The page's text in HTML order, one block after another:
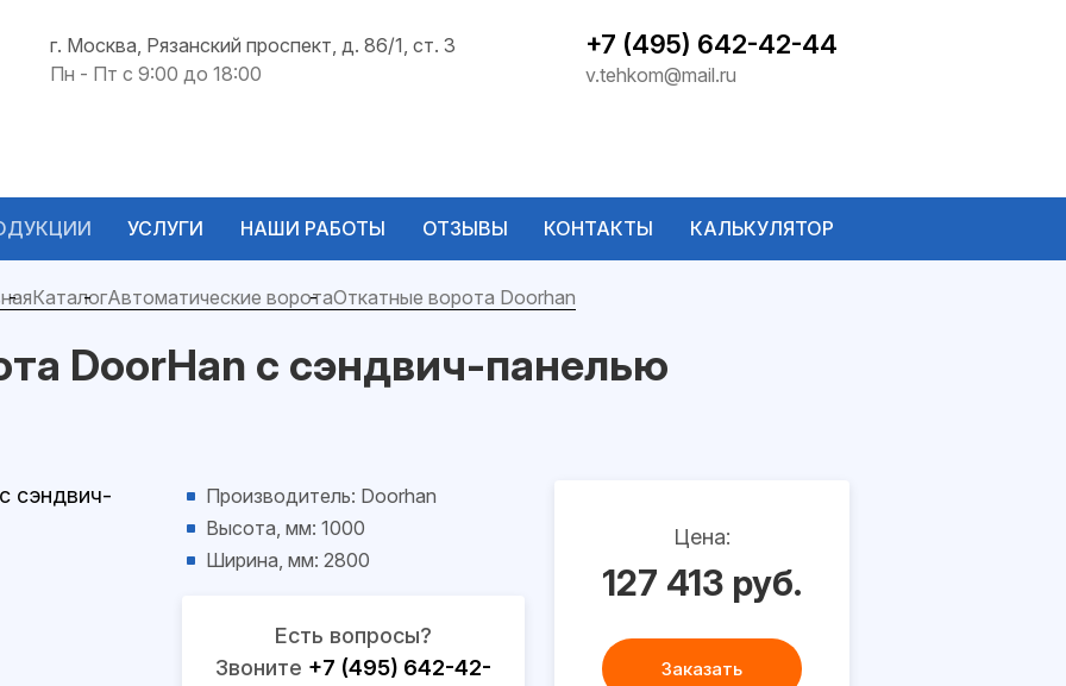
г. Москва, Рязанский проспект, д. 86/1, ст. 3
Пн - Пт с 9:00 до 18:00
+7 (495) 642-42-44
v.tehkom@mail.ru
УСЛУГИ НАШИ РАБОТЫ ОТЗЫВЫ КОНТАКТЫ КАЛЬКУЛЯТОР
КаталогАвтоматические воротаОткатные ворота Doorhan
DoorHan с сэндвич-панелью
Производитель: Doorhan
Высота, мм: 1000
Ширина, мм: 2800
Есть вопросы?
Звоните +7 (495) 642-42-
Цена:
127 413 руб.
Заказать